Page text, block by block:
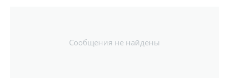
Сообщения не найдены